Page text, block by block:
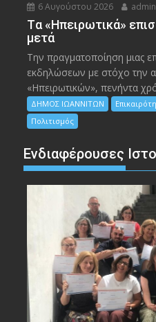
6 Αυγούστου 2026
Tα «Ηπειρωτικά»
μετά
Την πραγματοποίηση μιας
εκδηλώσεων με στόχο την
«Ηπειρωτικών», πενήντα
ΔΗΜΟΣ ΙΩΑΝΝΙΤΩΝ
Πολιτισμός
Ενδιαφέρουσες